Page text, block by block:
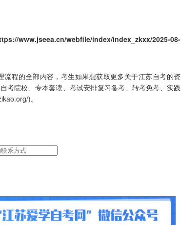
webfile/index/index_zkxx/2025-08-
程的全部内容，考生如果想获取更多关于江苏自考的资
考院校、专本套读、考试安排复习备考、转考免考、实践
)。